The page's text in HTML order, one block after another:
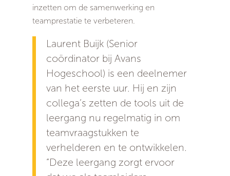
inzetten om de samenwerking en
teamprestatie te verbeteren.
Laurent Buijk (Senior
coördinator bij Avans
Hogeschool) is een deelnemer
van het eerste uur. Hij en zijn
collega’s zetten de tools uit de
leergang nu regelmatig in om
teamvraagstukken te
verhelderen en te ontwikkelen.
“Deze leergang zorgt ervoor